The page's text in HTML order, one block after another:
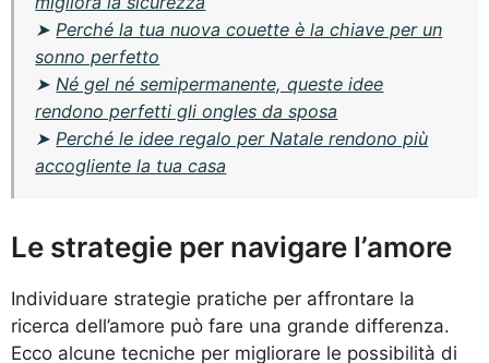
➤ Perché la tua nuova couette è la chiave per un
sonno perfetto
➤ Né gel né semipermanente, queste idee
rendono perfetti gli ongles da sposa
➤ Perché le idee regalo per Natale rendono più
accogliente la tua casa
Le strategie per navigare l’amore
Individuare strategie pratiche per affrontare la
ricerca dell’amore può fare una grande differenza.
Ecco alcune tecniche per migliorare le possibilità di